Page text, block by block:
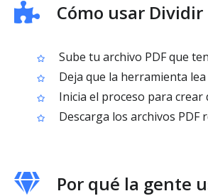
Cómo usar Dividir
Sube tu archivo PDF que
Deja que la herramienta
Inicia el proceso para
Descarga los archivos PDF
Por qué la gente